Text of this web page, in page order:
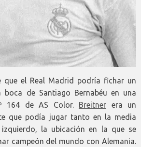
que el Real Madrid podría fichar un
de Santiago Bernabéu en una
164 de AS Color. Breitner era un
que podía jugar tanto en la media
la ubicación en la que se
campeón del mundo con Alemania.